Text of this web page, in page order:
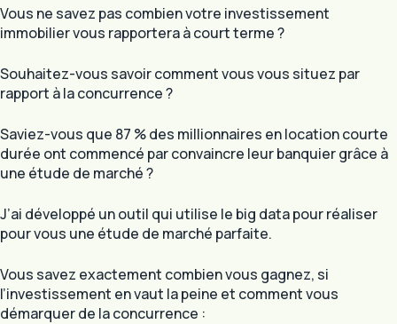
Vous ne savez pas combien votre investissement
immobilier vous rapportera à court terme ?
Souhaitez-vous savoir comment vous vous situez par
rapport à la concurrence ?
Saviez-vous que 87 % des millionnaires en location courte
durée ont commencé par convaincre leur banquier grâce à
une étude de marché ?
J’ai développé un outil qui utilise le big data pour réaliser
pour vous une étude de marché parfaite.
Vous savez exactement combien vous gagnez, si
l’investissement en vaut la peine et comment vous
démarquer de la concurrence :